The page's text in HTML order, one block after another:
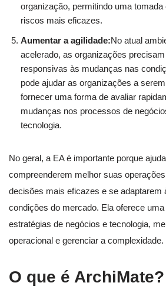
organização, permitindo uma
riscos mais eficazes.
Aumentar a agilidade:No atual
acelerado, as organizações
responsivas às mudanças nas
pode ajudar as organizações a
fornecer uma forma de avaliar
mudanças nos processos de
tecnologia.
No geral, a EA é importante porque
compreenderem melhor suas
decisões mais eficazes e se adaptarem
condições do mercado. Ela oferece
estratégias de negócios e tecnologia,
operacional e gerenciar a complexidade.
O que é ArchiMate?